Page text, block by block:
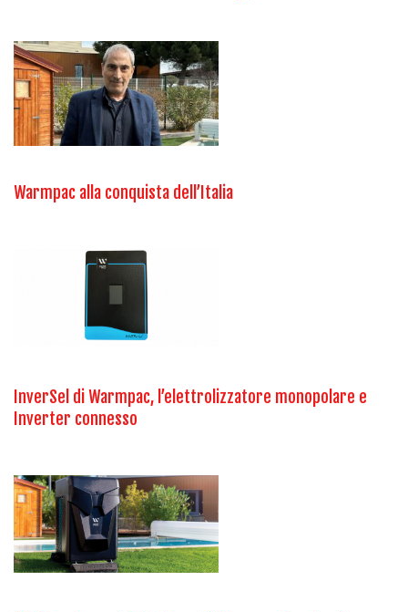
Warmpac alla conquista dell’Italia
InverSel di Warmpac, l’elettrolizzatore monopolare e
Inverter connesso